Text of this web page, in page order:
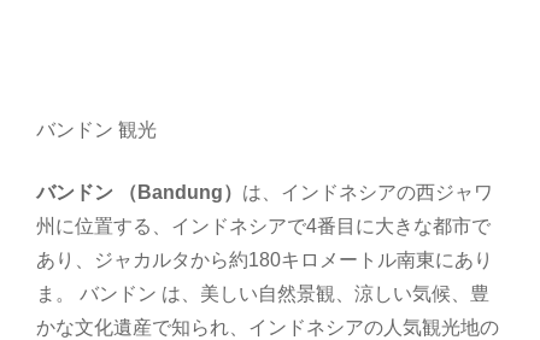
バンドン 観光
バンドン （Bandung） は、インドネシアの西ジャワ
州に位置する、インドネシアで4番目に大きな都市で
あり、ジャカルタから約180キロメートル南東にあり
ま。 バンドン は、美しい自然景観、涼しい気候、豊
かな文化遺産で知られ、インドネシアの人気観光地の